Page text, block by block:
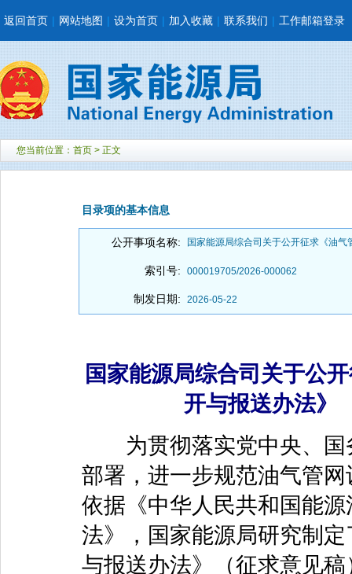
返回首页 | 网站地图 | 设为首页 | 加入收藏 | 联系我们 | 工作邮箱登录
您当前位置： 首页 > 正文
目录项的基本信息
公开事项名称: 国家能源局综合司关于公开征求《油
索引号: 000019705/2026-000062
制发日期: 2026-05-22
国家能源局综合司关于公
开与报送办法》
为贯彻落实党中央、国
部署，进一步规范油气管
依据《中华人民共和国能
法》，国家能源局研究制
与报送办法》（征求意见